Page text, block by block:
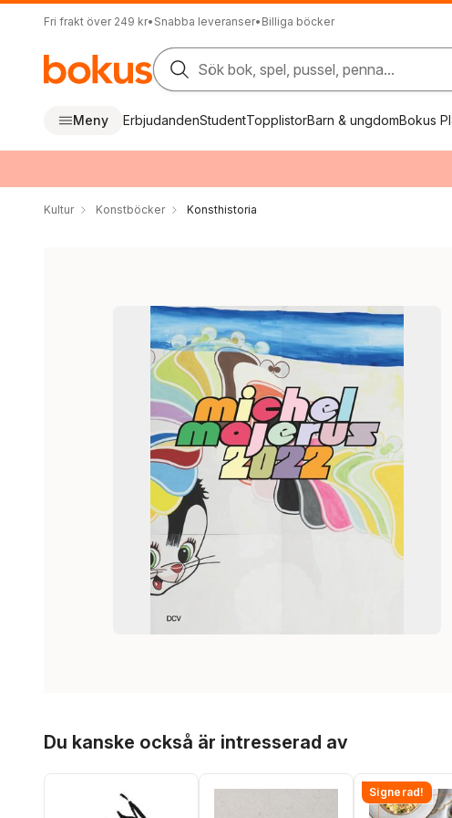
Fri frakt över 249 kr• Snabba leveranser• Billiga böcker
Sök bok, spel, pussel, penna...
Meny ErbjudandenStudentTopplistorBarn & ungdomBokus
Kultur Konstböcker Konsthistoria
Du kanske också är intresserad av
Signerad!